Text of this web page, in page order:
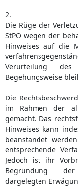
2.
Die Rüge der
StPO wegen der
Hinweises auf die
Verurteilung des
Begehungsweise
Die
im Rahmen der
gemacht. Das
Hinweises kann
beanstandet
entsprechende
Jedoch ist ihr
Begründung der
dargelegten